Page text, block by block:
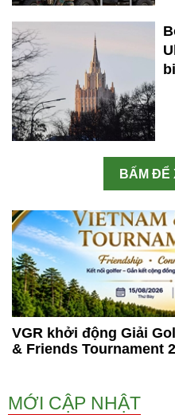
BẤM ĐỂ
VGR khởi động Giải
& Friends Tournament
MỚI CẬP NHẬT